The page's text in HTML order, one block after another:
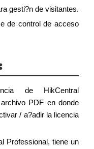
gesti?n de visitantes.
de control de acceso
de HikCentral
PDF en donde
/ a?adir la licencia
Professional, tiene un